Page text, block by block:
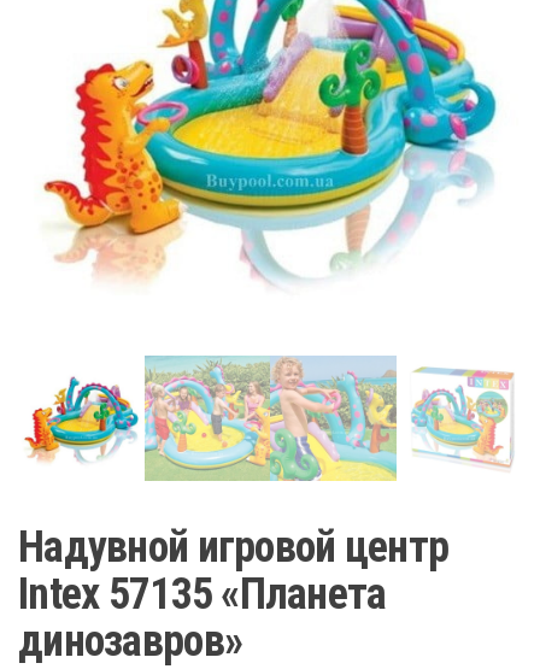
Надувной игровой центр
Intex 57135 «Планета
динозавров»